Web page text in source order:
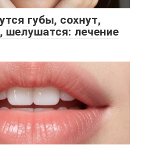
губы, сохнут,
шелушатся: лечение